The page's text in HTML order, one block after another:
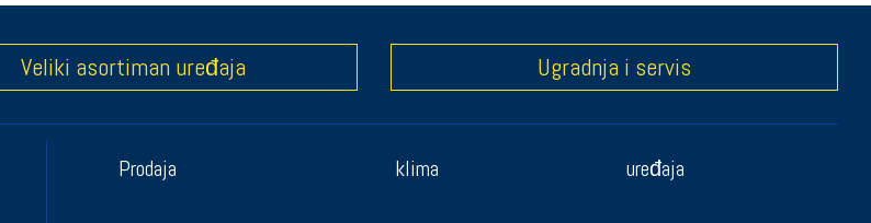
Veliki asortiman uređaja Ugradnja i servis
Prodaja klima uređaja